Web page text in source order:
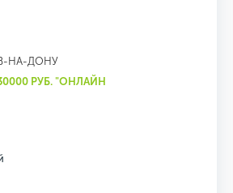
НА-ДОНУ
РУБ. "ОНЛАЙН